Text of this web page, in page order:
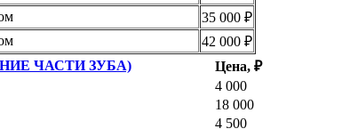
35 000 ₽
42 000 ₽
ЧАСТИ ЗУБА)
Цена, ₽
4 000
18 000
4 500